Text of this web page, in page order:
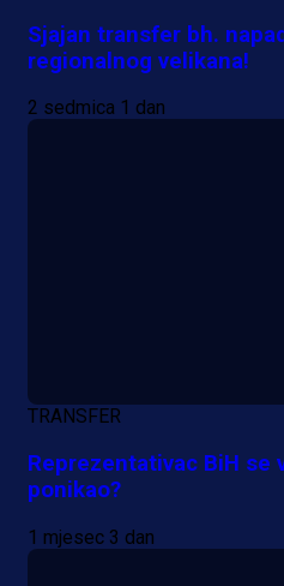
Sjajan transfer bh.
regionalnog velikana!
2 sedmica 1 dan
TRANSFER
Reprezentativac BiH se
ponikao?
1 mjesec 3 dan